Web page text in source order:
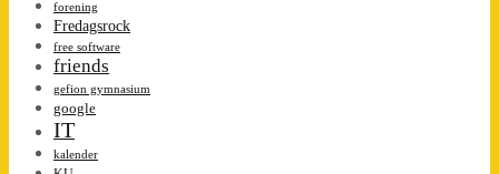
forening
Fredagsrock
free software
friends
gefion gymnasium
google
IT
kalender